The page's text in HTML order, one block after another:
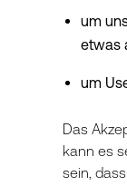
um
etwas
um
Das
kann es
sein,